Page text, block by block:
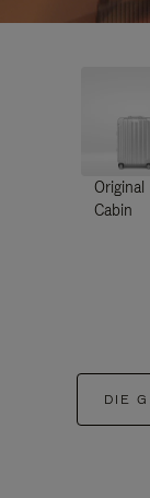
Original
Cabin
DIE